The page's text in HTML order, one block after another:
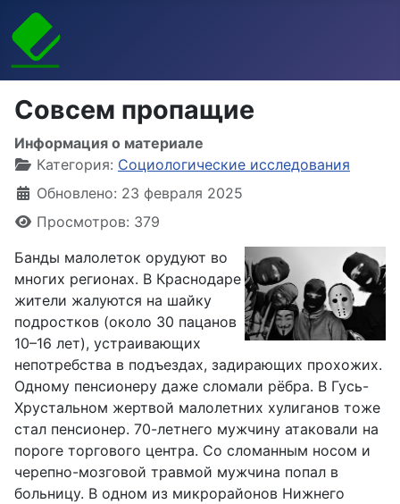
Совсем пропащие
Информация о материале
Категория: Социологические исследования
Обновлено: 23 февраля 2025
Просмотров: 379
Банды малолеток орудуют во
многих регионах. В Краснодаре
жители жалуются на шайку
подростков (около 30 пацанов
10–16 лет), устраивающих
непотребства в подъездах, задирающих прохожих.
Одному пенсионеру даже сломали рёбра. В Гусь-
Хрустальном жертвой малолетних хулиганов тоже
стал пенсионер. 70-летнего мужчину атаковали на
пороге торгового центра. Со сломанным носом и
черепно-мозговой травмой мужчина попал в
больницу. В одном из микрорайонов Нижнего